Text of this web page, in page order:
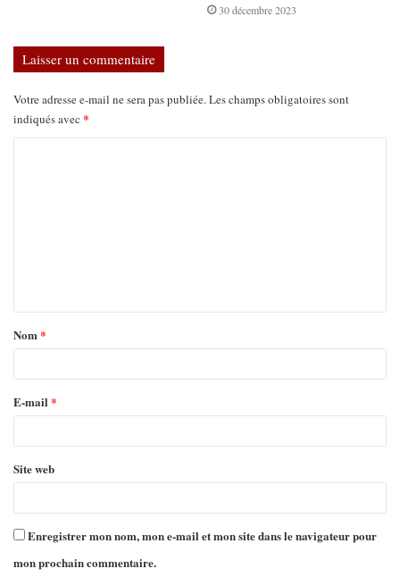
30 décembre 2023
Laisser un commentaire
Votre adresse e-mail ne sera pas publiée.Les champs obligatoires sont
indiqués avec *
Nom*
E-mail *
Site web
Enregistrer mon nom, mon e-mail et mon site dans le navigateur pour
mon prochain commentaire.